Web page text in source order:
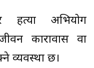
हत्या अभियोग
कारावास वा
व्यवस्था छ।